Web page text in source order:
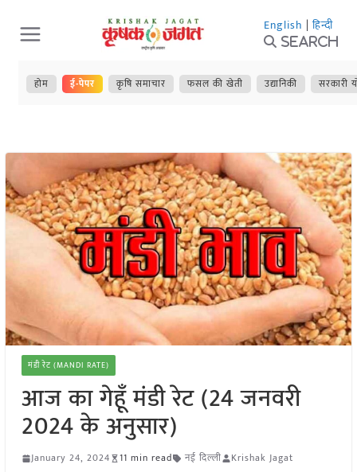
Skip
to
content
English | हिन्दी
Search
होम ई-पेपर कृषि समाचार फसल की खेती उद्यानिकी सरकारी
मंडी रेट (MANDI RATE)
आज का गेहूँ मंडी रेट (24 जनवरी
2024 के अनुसार)
January 24, 2024 11 min read नई दिल्ली Krishak Jagat